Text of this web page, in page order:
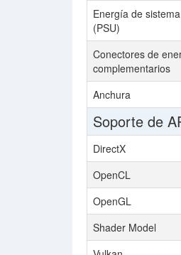
Energía de
(PSU)
Conectores de
complementarios
Anchura
Soporte de
DirectX
OpenCL
OpenGL
Shader Model